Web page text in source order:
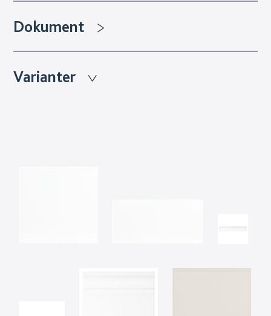
Dokument
Varianter